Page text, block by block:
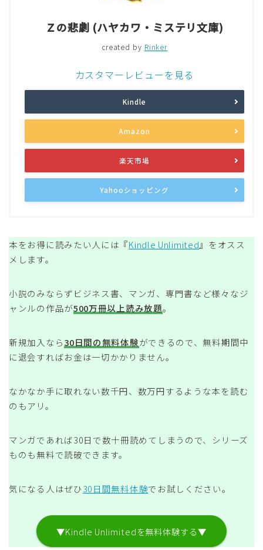
Ｚの悲劇 (ハヤカワ・ミステリ文庫)
created by Rinker
カスタマーレビューを見る
Kindle
Amazon
楽天市場
Yahooショッピング
本をお得に読みたい人には『Kindle Unlimited』をオスス
メします。
小説のみならずビジネス書、マンガ、専門書など様々なジ
ャンルの作品が500万冊以上読み放題。
新規加入なら30日間の無料体験ができるので、無料期間中
に退会すればお金は一切かかりません。
なかなか手に取れない数千円、数万円するような本を読む
のもアリ。
マンガであれば30日で数十冊読めてしまうので、シリーズ
ものも無料で読破できます。
気になる人はぜひ30日間無料体験でお試しください。
▼Kindle Unlimitedを無料体験する▼